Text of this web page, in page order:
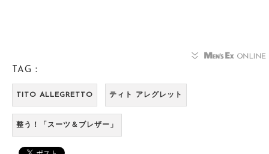
TAG：
TITO ALLEGRETTO ティト アレグレット
整う！「スーツ＆ブレザー」